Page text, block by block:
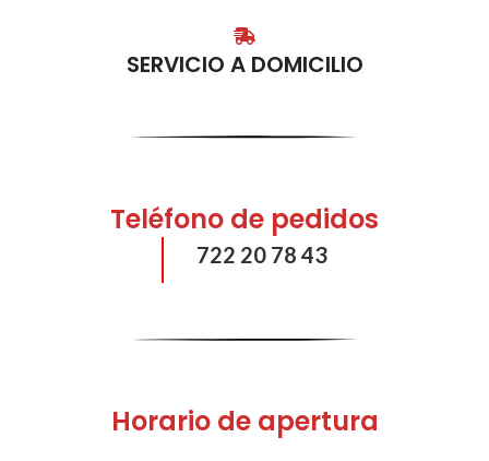
SERVICIO A DOMICILIO
Teléfono de pedidos
722 20 78 43
Horario de apertura